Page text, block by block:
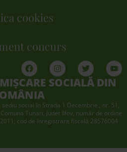
cookies
concurs
SOCIALĂ DIN
sediu social în Strada 1 Decembrie., nr. 51,
Tunari, Judet Ilfov, număr de ordine
cod de înregistrare fiscală 28576004